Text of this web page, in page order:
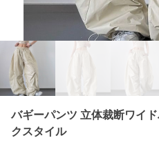
バギーパンツ 立体裁断ワイ
クスタイル